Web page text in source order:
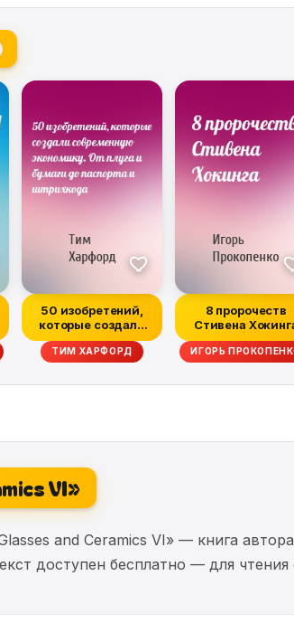
50 изобретений,
которые создали
современную
эконом...
ТИМ ХАРФОРД
8 пророчеств
Стивена
ИГОРЬ
VI»
and Ceramics VI» — книга
доступен бесплатно — для